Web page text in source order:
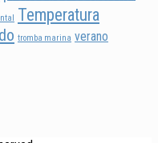
Temperatura
tromba marina verano